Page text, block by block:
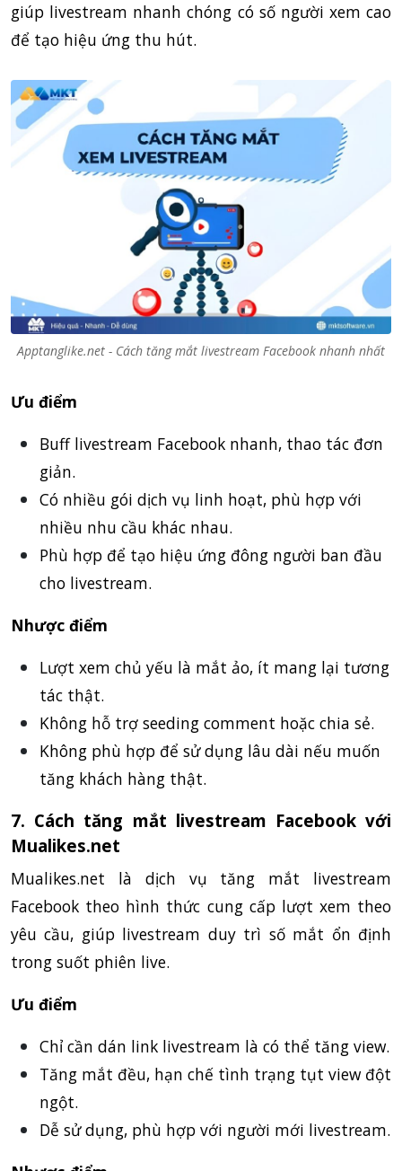
giúp livestream nhanh chóng có số người xem cao
để tạo hiệu ứng thu hút.
Apptanglike.net - Cách tăng mắt livestream Facebook nhanh nhất
Ưu điểm
Buff livestream Facebook nhanh, thao tác đơn
giản.
Có nhiều gói dịch vụ linh hoạt, phù hợp với
nhiều nhu cầu khác nhau.
Phù hợp để tạo hiệu ứng đông người ban đầu
cho livestream.
Nhược điểm
Lượt xem chủ yếu là mắt ảo, ít mang lại tương
tác thật.
Không hỗ trợ seeding comment hoặc chia sẻ.
Không phù hợp để sử dụng lâu dài nếu muốn
tăng khách hàng thật.
7. Cách tăng mắt livestream Facebook với
Mualikes.net
Mualikes.net là dịch vụ tăng mắt livestream
Facebook theo hình thức cung cấp lượt xem theo
yêu cầu, giúp livestream duy trì số mắt ổn định
trong suốt phiên live.
Ưu điểm
Chỉ cần dán link livestream là có thể tăng view.
Tăng mắt đều, hạn chế tình trạng tụt view đột
ngột.
Dễ sử dụng, phù hợp với người mới livestream.